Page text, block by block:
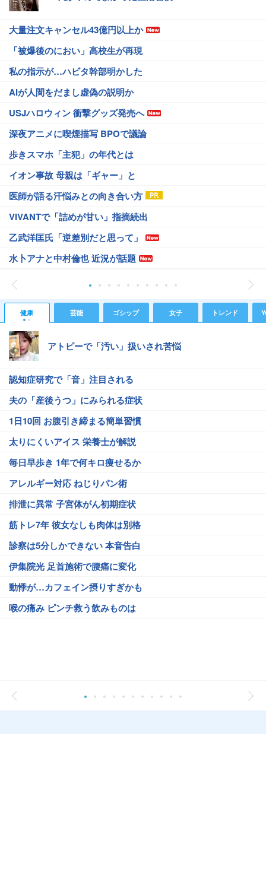
大量注文キャンセル43億円以上か
「被爆後のにおい」高校生が再現
私の指示が…ハビタ幹部明かした
AIが人間をだまし虚偽の説明か
USJハロウィン 衝撃グッズ発売へ
深夜アニメに喫煙描写 BPOで議論
歩きスマホ「主犯」の年代とは
イオン事故 母親は「ギャー」と
医師が語る汗悩みとの向き合い方
VIVANTで「詰めが甘い」指摘続出
乙武洋匡氏「逆差別だと思って」
水卜アナと中村倫也 近況が話題
健康 芸能 ゴシップ 女子 トレンド
アトピーで「汚い」扱いされ苦悩
認知症研究で「音」注目される
夫の「産後うつ」にみられる症状
1日10回 お腹引き締まる簡単習慣
太りにくいアイス 栄養士が解説
毎日早歩き 1年で何キロ痩せるか
アレルギー対応 ねじりパン術
排泄に異常 子宮体がん初期症状
筋トレ7年 彼女なしも肉体は別格
診察は5分しかできない 本音告白
伊集院光 足首施術で腰痛に変化
動悸が…カフェイン摂りすぎかも
喉の痛み ピンチ救う飲みものは